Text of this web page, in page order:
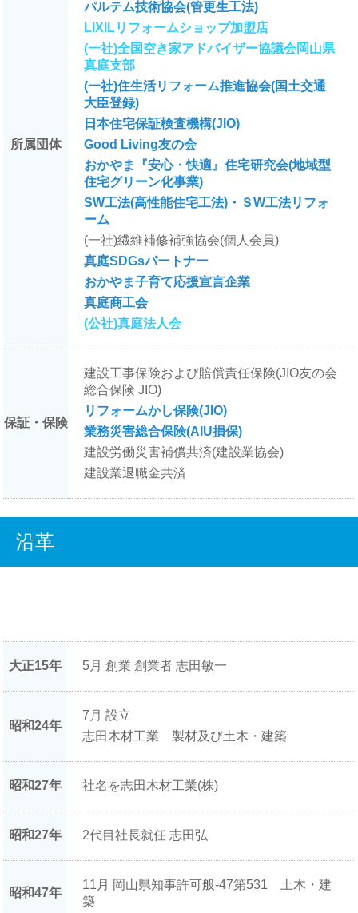
所属団体
パルテム技術協会(管更生工法)
LIXILリフォームショップ加盟店
(一社)全国空き家アドバイザー協議会岡山県
真庭支部
(一社)住生活リフォーム推進協会(国土交通
大臣登録)
日本住宅保証検査機構(JIO)
Good Living友の会
おかやま『安心・快適』住宅研究会(地域型
住宅グリーン化事業)
SW工法(高性能住宅工法)・ＳW工法リフォ
ーム
(一社)繊維補修補強協会(個人会員)
真庭SDGsパートナー
おかやま子育て応援宣言企業
真庭商工会
(公社)真庭法人会
保証・保険
建設工事保険および賠償責任保険(JIO友の会
総合保険 JIO)
リフォームかし保険(JIO)
業務災害総合保険(AIU損保)
建設労働災害補償共済(建設業協会)
建設業退職金共済
沿革
大正15年 5月 創業 創業者 志田敏一
昭和24年
7月 設立
志田木材工業 製材及び土木・建築
昭和27年 社名を志田木材工業(株)
昭和27年 2代目社長就任 志田弘
昭和47年
11月 岡山県知事許可般-47第531 土木・建
築